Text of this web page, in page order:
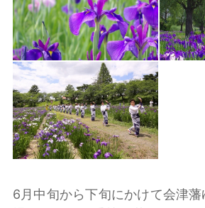
6月中旬から下旬にかけて会津